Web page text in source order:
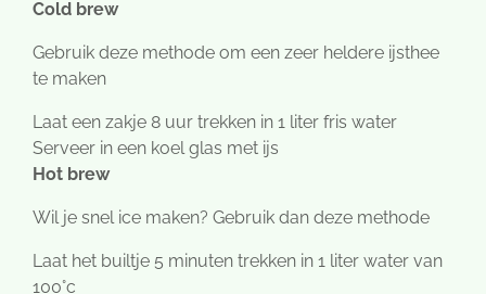
Cold brew
Gebruik deze methode om een zeer heldere ijsthee
te maken
Laat een zakje 8 uur trekken in 1 liter fris water
Serveer in een koel glas met ijs
Hot brew
Wil je snel ice maken? Gebruik dan deze methode
Laat het builtje 5 minuten trekken in 1 liter water van
100°c